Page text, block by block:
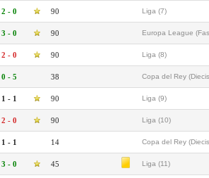
2 - 0 90 Liga (7)
3 - 0 90 Europa League
2 - 0 90 Liga (8)
0 - 5 38 Copa del Rey
1 - 1 90 Liga (9)
2 - 0 90 Liga (10)
1 - 1 14 Copa del Rey
3 - 0 45 Liga (11)